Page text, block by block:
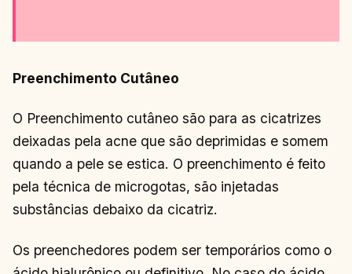
Preenchimento Cutâneo
O Preenchimento cutâneo são para as cicatrizes
deixadas pela acne que são deprimidas e somem
quando a pele se estica. O preenchimento é feito
pela técnica de microgotas, são injetadas
substâncias debaixo da cicatriz.
Os preenchedores podem ser temporários como o